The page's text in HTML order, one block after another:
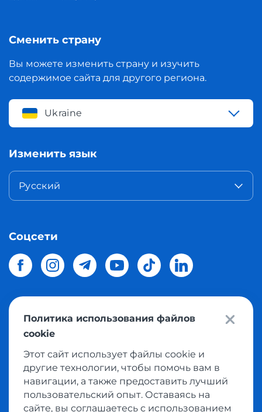
Сменить страну
Вы можете изменить страну и изучить
содержимое сайта для другого региона.
Ukraine
Изменить язык
Русский
Соцсети
© 2026 Meest Shoppingдоставка покупок с интернет
магазинов мира в Украину.
Политика конфиденциальности
Публичная оферта
Условия пользования сервисом выкупа товаров
Политика использования файлов
cookie
Этот сайт использует файлы cookie и
другие технологии, чтобы помочь вам в
навигации, а также предоставить лучший
пользовательский опыт. Оставаясь на
сайте, вы соглашаетесь с использованием